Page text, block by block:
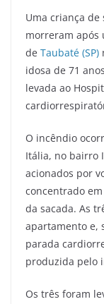
Uma criança de
morreram após
de Taubaté (SP)
idosa de 71
levada ao
O incêndio
Itália, no bairro
acionados por
concentrado
da sacada. As
apartamento e,
parada
produzida pelo
Os três foram